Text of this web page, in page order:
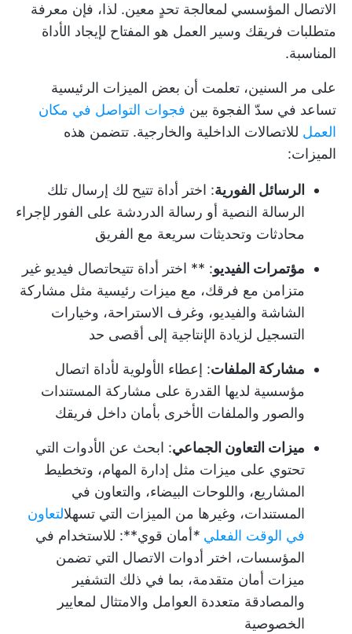
الاتصال المؤسسي لمعالجة تحدٍ معين. لذا، فإن معرفة
متطلبات فريقك وسير العمل هو المفتاح لإيجاد الأداة
المناسبة.
على مر السنين، تعلمت أن بعض الميزات الرئيسية
تساعد في سدّ الفجوة بين فجوات التواصل في مكان
العمل للاتصالات الداخلية والخارجية. تتضمن هذه
الميزات:
الرسائل الفورية: اختر أداة تتيح لك إرسال تلك
الرسالة النصية أو رسالة الدردشة على الفور لإجراء
محادثات وتحديثات سريعة مع الفريق
مؤتمرات الفيديو: ** اختر أداة تتيحاتصال فيديو غير
متزامن مع فرقك، مع ميزات رئيسية مثل مشاركة
الشاشة والفيديو، وغرف الاستراحة، وخيارات
التسجيل لزيادة الإنتاجية إلى أقصى حد
مشاركة الملفات: إعطاء الأولوية لأداة اتصال
مؤسسية لديها القدرة على مشاركة المستندات
والصور والملفات الأخرى بأمان داخل فريقك
ميزات التعاون الجماعي: ابحث عن الأدوات التي
تحتوي على ميزات مثل إدارة المهام، وتخطيط
المشاريع، واللوحات البيضاء، والتعاون في
المستندات، وغيرها من الميزات التي تسهلالتعاون
في الوقت الفعلي *أمان قوي**: للاستخدام في
المؤسسات، اختر أدوات الاتصال التي تضمن
ميزات أمان متقدمة، بما في ذلك التشفير
والمصادقة متعددة العوامل والامتثال لمعايير
الخصوصية